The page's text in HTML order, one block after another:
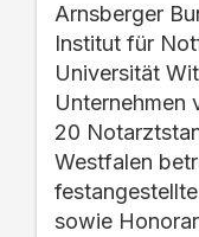
Arnsberger
Institut für
Universität
Unternehmen
20
Westfalen
sowie